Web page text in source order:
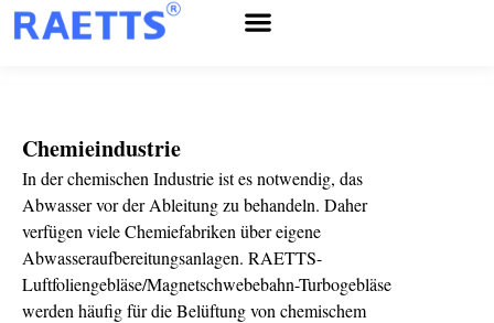
Chemieindustrie
In der chemischen Industrie ist es notwendig, das
Abwasser vor der Ableitung zu behandeln. Daher
verfügen viele Chemiefabriken über eigene
Abwasseraufbereitungsanlagen. RAETTS-
Luftfoliengebläse/Magnetschwebebahn-Turbogebläse
werden häufig für die Belüftung von chemischem